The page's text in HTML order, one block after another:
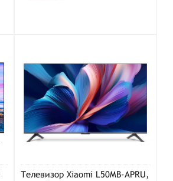
Телевизор Xiaomi L50MB-APRU,